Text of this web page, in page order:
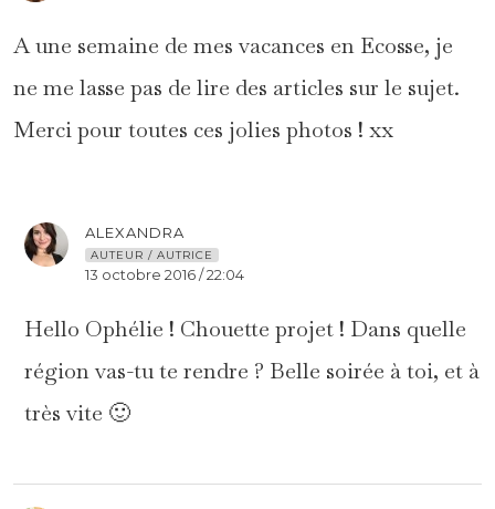
A une semaine de mes vacances en Ecosse, je
ne me lasse pas de lire des articles sur le sujet.
Merci pour toutes ces jolies photos ! xx
ALEXANDRA
AUTEUR / AUTRICE
13 octobre 2016 / 22:04
Hello Ophélie ! Chouette projet ! Dans quelle
région vas-tu te rendre ? Belle soirée à toi, et à
très vite 🙂